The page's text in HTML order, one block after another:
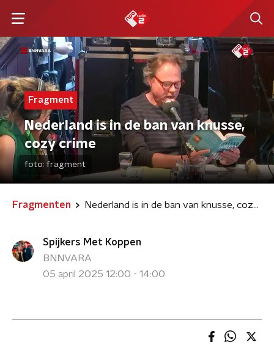
Fragment
Nederland is in de ban van knusse,
cozy crime
foto: fragment
Fragmenten Nederland is in de ban van knusse, cozy crime
Spijkers Met Koppen
BNNVARA
05 april 2025 12:00 - 14:00